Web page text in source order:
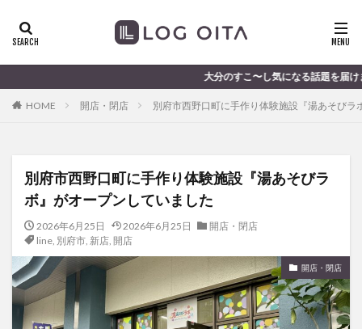
大分のすこ〜し気になる話題を届けます │ 記事は毎日更新中
HOME 開店・閉店 別府市西野口町に手作り体験施設『湯あそびラ
別府市西野口町に手作り体験施設『湯あそびラ
ボ』がオープンしていました
2026年6月25日 2026年6月25日
開店・閉店
line, 別府市, 新店, 開店
開店・閉店
ディナー
haishin
haisin haisnin hasihin
hasishin
hishin
hqaishin JR kaiten
OPA
Paypay PR TOKIPO
あじさい
いちご
お土産
お弁当 かき氷
からあげ
くじゅう連山
ねとらぼ
ひまわり
ふるさと納税
まつり まとめ
みかん